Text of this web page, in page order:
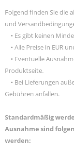
Folgend finden Sie die
und
• Es gibt keinen
• Alle Preise in EUR
• Eventuelle
Produktseite.
• Bei Lieferungen
Gebühren anfallen.
Standardmäßig
Ausnahme sind
werden: